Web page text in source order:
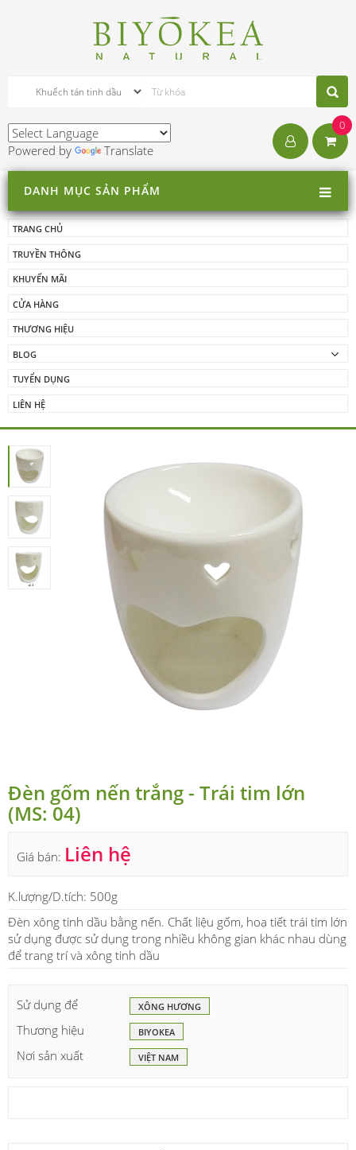
Powered by Translate
0
DANH MỤC SẢN PHẨM
TRANG CHỦ
TRUYỀN THÔNG
KHUYẾN MÃI
CỬA HÀNG
THƯƠNG HIỆU
BLOG
TUYỂN DỤNG
LIÊN HỆ
Đèn gốm nến trắng - Trái tim lớn
(MS: 04)
Giá bán: Liên hệ
K.lượng/D.tích: 500g
Đèn xông tinh dầu bằng nến. Chất liệu gốm, hoạ tiết trái tim lớn
sử dụng được sử dụng trong nhiều không gian khác nhau dùng
để trang trí và xông tinh dầu
Sử dụng để XÔNG HƯƠNG
Thương hiệu BIYOKEA
Nơi sản xuất VIỆT NAM